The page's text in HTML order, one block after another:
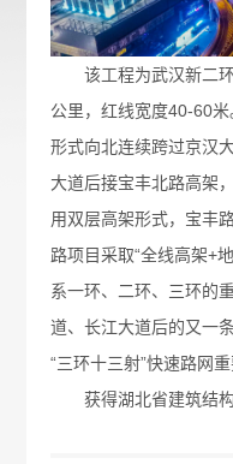
该工程为武汉新二
公里，红线宽度40-60
形式向北连续跨过京汉
大道后接宝丰北路高架
用双层高架形式，宝丰
路项目采取“全线高架+
系一环、二环、三环的
道、长江大道后的又一
“三环十三射”快速路网重
获得湖北省建筑结